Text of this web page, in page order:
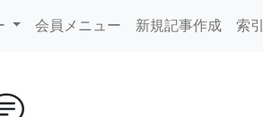
会員メニュー 新規記事作成 索引